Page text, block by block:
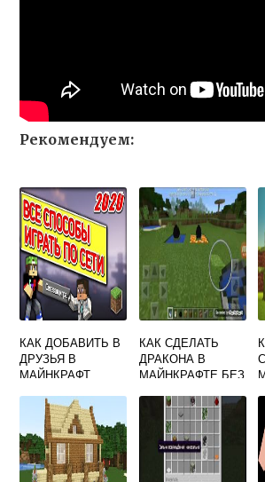
Рекомендуем:
КАК ДОБАВИТЬ В
ДРУЗЬЯ В
МАЙНКРАФТ
КАК СДЕЛАТЬ
ДРАКОНА В
МАЙНКРАФТЕ БЕЗ